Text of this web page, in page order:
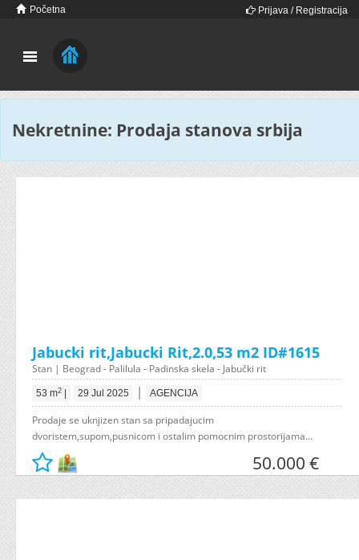
Početna Prijava / Registracija
Nekretnine: Prodaja stanova srbija
Jabucki rit,Jabucki Rit,2.0,53 m2 ID#1615
Stan | Beograd - Palilula - Padinska skela - Jabučki rit
53 m2 29 Jul 2025 | AGENCIJA
Prodaje se uknjizen stan sa pripadajucim
dvoristem,supom,pusnicom i ostalim pomocnim prostorijama...
50.000 €